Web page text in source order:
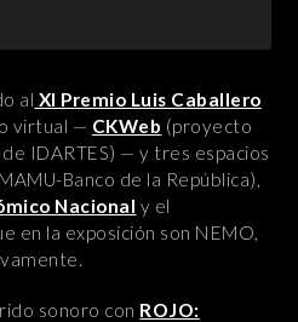
al XI Premio Luis Caballero
virtual — CKWeb (proyecto
IDARTES) — y tres espacios
Banco de la República),
Nacional y el
en la exposición son NEMO,
sonoro con ROJO: